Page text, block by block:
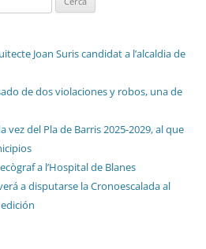
Joan Suris candidat a l’alcaldia de
de dos violaciones y robos, una de
vez del Pla de Barris 2025-2029, al que
a l’Hospital de Blanes
a disputarse la Cronoescalada al